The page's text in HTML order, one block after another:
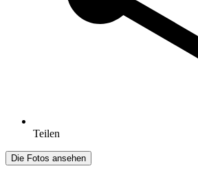
Teilen
Die Fotos ansehen